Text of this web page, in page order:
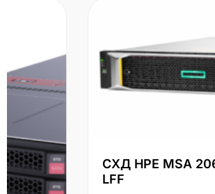
СХД HPE MSA 2060 R0Q73A
LFF